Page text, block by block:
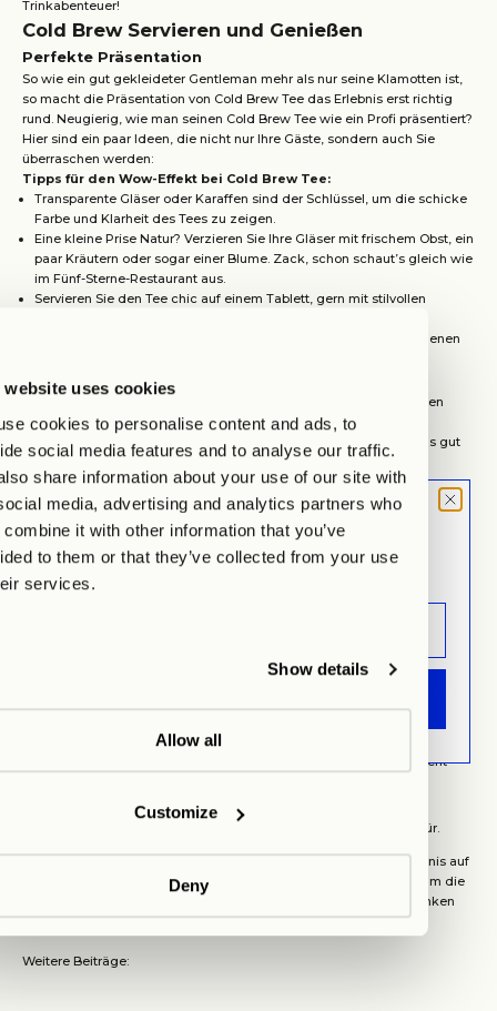
website uses cookies
cookies to personalise content and ads, to
social media features and to analyse our traffic.
share information about your use of our site with
media, advertising and analytics partners who
it with other information that you’ve
to them or that they’ve collected from your use
services.
Show details
Allow all
Customize
Deny
Trinkabenteuer!
Cold Brew Servieren und Genießen
Perfekte Präsentation
So wie ein gut gekleideter Gentleman mehr als nur seine Klamotten ist,
so macht die Präsentation von Cold Brew Tee das Erlebnis erst richtig
rund. Neugierig, wie man seinen Cold Brew Tee wie ein Profi präsentiert?
Hier sind ein paar Ideen, die nicht nur Ihre Gäste, sondern auch Sie
überraschen werden:
Tipps für den Wow-Effekt bei Cold Brew Tee:
Transparente Gläser oder Karaffen sind der Schlüssel, um die schicke
Farbe und Klarheit des Tees zu zeigen.
Eine kleine Prise Natur? Verzieren Sie Ihre Gläser mit frischem Obst, ein
paar Kräutern oder sogar einer Blume. Zack, schon schaut’s gleich wie
im Fünf-Sterne-Restaurant aus.
Servieren Sie den Tee chic auf einem Tablett, gern mit stilvollen
Spaß beim Experimentieren: Versuchen Sie es mal mit verschiedenen
Passende Begleiter und Snacks
Cold Brew Tee allein ist großartig, aber mit den richtigen Leckereien
dazu… Halleluja! Die perfekte Snack-Kombo kann das
Geschmackserlebnis immens verbessern. Schauen wir uns an, was gut
zu einem frisch gebrühten Cold Brew passt:
BEGLEITER/SN
ACK
BESCHREIBUNG
Freche Früchtchen wie Erdbeeren oder
Kuchen
Kuchen.
Käseauswahl
Verschiedene Käse, ein bisschen herzhaft geht
Frische Karotten, Paprika-Sticks und ab dafür.
Durch die Wahl von passenden Snacks ergänzen Sie Ihr Tee-Erlebnis auf
zauberhafte Weise. Warum nicht mal ein bisschen ausprobieren, um die
perfekte Kombi für sich zu finden? So wird das Cold Brew Tee-Trinken
zum echten Highlight Ihres Tages. Mahlzeit!
Weitere Beiträge:
MOOD LETTER
Sign up and don't miss any launches,
updates & specials.